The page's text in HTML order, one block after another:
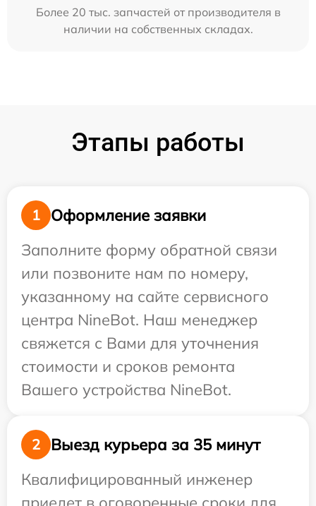
Более 20 тыс. запчастей от производителя в
наличии на собственных складах.
Этапы работы
1
Оформление заявки
Заполните форму обратной связи
или позвоните нам по номеру,
указанному на сайте сервисного
центра NineBot. Наш менеджер
свяжется с Вами для уточнения
стоимости и сроков ремонта
Вашего устройства NineBot.
2
Выезд курьера за 35 минут
Квалифицированный инженер